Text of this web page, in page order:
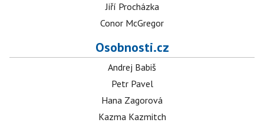
Jiří Procházka
Conor McGregor
Osobnosti.cz
Andrej Babiš
Petr Pavel
Hana Zagorová
Kazma Kazmitch